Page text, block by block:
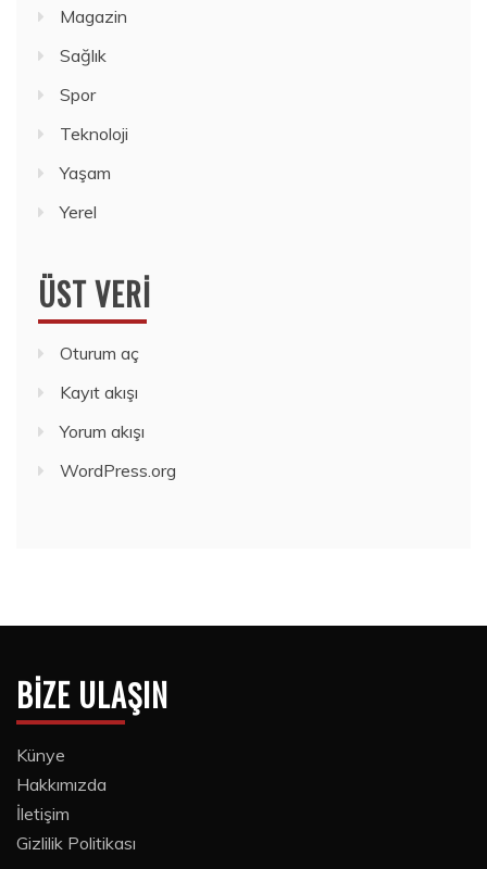
Magazin
Sağlık
Spor
Teknoloji
Yaşam
Yerel
ÜST VERI
Oturum aç
Kayıt akışı
Yorum akışı
WordPress.org
BIZE ULAŞIN
Künye
Hakkımızda
İletişim
Gizlilik Politikası